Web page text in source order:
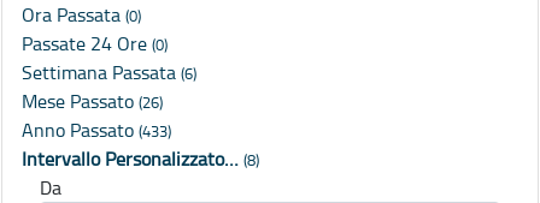
Ora Passata (0)
Passate 24 Ore (0)
Settimana Passata (6)
Mese Passato (26)
Anno Passato (433)
Intervallo Personalizzato… (8)
Da